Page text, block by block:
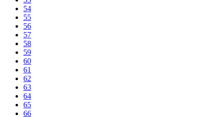
54
55
56
57
58
59
60
61
62
63
64
65
66